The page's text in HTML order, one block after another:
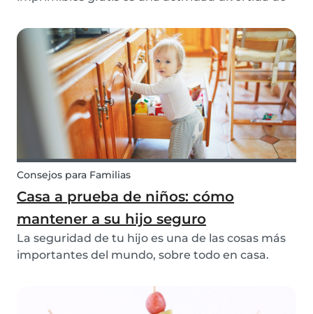
mindfulness pueden ayudar a los niños a
reconocer y gestionar sus emociones,
pensamientos y comportamientos.
Consejos para Familias
Casa a prueba de niños: cómo
mantener a su hijo seguro
La seguridad de tu hijo es una de las cosas más
importantes del mundo, sobre todo en casa.
infantil en casa siguiendo nuestros 5 consejos.